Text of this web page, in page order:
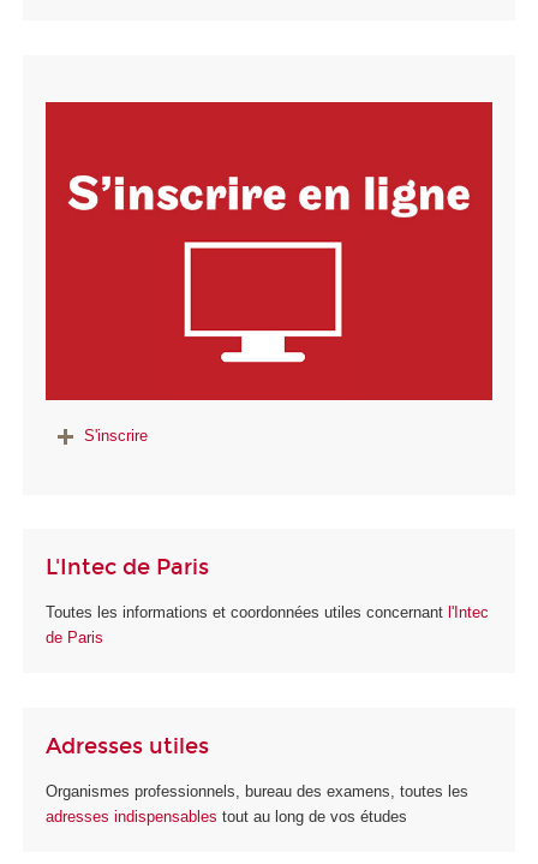
S'inscrire
L'Intec de Paris
Toutes les informations et coordonnées utiles concernant l'Intec
de Paris
Adresses utiles
Organismes professionnels, bureau des examens, toutes les
adresses indispensables tout au long de vos études